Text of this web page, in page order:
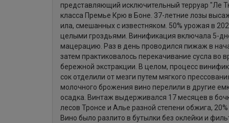
представляющий исключительный терруар "Ле
класса Премье Крю в Боне. 37-летние лозы
ила, смешанных с известняком. 50% урожая в
целыми гроздьями. Винификация включала 5-
мацерацию. Раз в день проводился пижаж в
затем практиковалось перекачивание сусла во
бережной экстракции. В целом, процесс
сок отделили от мезги путем мягкого
молочного брожения вино перелили в другие
осадка. Винтаж выдерживался 17 месяцев в
лесов Тронсе и Алье разной степени обжига,
Вино было разлито в бутылки без оклейки и